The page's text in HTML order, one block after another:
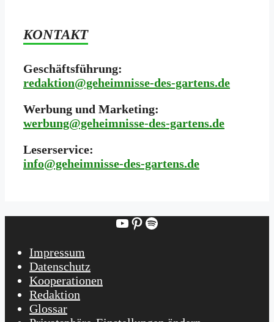
KONTAKT
Geschäftsführung:
redaktion@geheimnisse-des-gartens.de
Werbung und Marketing:
werbung@geheimnisse-des-gartens.de
Leserservice:
info@geheimnisse-des-gartens.de
YouTube
Pinterest
Spotify
Impressum
Datenschutz
Kooperationen
Redaktion
Glossar